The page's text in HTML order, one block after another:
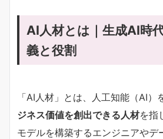
AI人材とは｜生成AI時
義と役割
「AI人材」とは、人工知能（AI）
ジネス価値を創出できる人材を指
モデルを構築するエンジニアやデ